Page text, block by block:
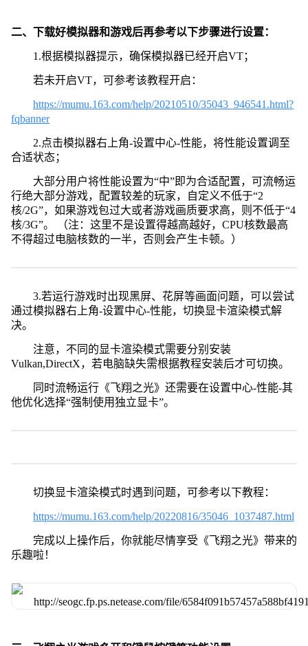
二、下载好模拟器和游戏后再参考以下步骤进行设置：
1.根据模拟器提示，确保模拟器已经开启VT；
若未开启VT，可参考该教程开启：
https://mumu.163.com/help/20210510/35043_946541.html?
fqbanner
2.点击模拟器右上角-设置中心-性能，将性能设置调至
合适状态；
大部分用户将性能设置为“中”即为合适配置，可流畅运
行绝大部分游戏，配置较差的玩家，自定义不低于“2
核/2G”，如果游戏包过大或者游戏画质要求高，则不低于“4
核/3G”。 （注：这里不是设置得越高越好，CPU核数最高
不得超过电脑核数的一半，否则会产生卡顿。）
3.若运行游戏时出现黑屏、花屏等画面问题，可以尝试
通过模拟器右上角-设置中心-性能，切换显卡渲染模式解
决。
注意，不同的显卡渲染模式需要分别安装
Vulkan,DirectX，若电脑缺失需根据教程安装后才可切换。
同时流畅运行《飞翔之光》还需要在设置中心-性能-其
他优化选择“强制使用独立显卡”。
切换显卡渲染模式时遇到问题，可参考以下教程：
https://mumu.163.com/help/20220816/35046_1037487.html
完成以上操作后，你就能尽情享受《飞翔之光》带来的
乐趣啦！